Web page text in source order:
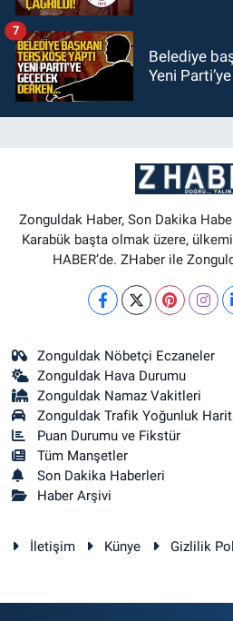
Belediye
Yeni
7
Zonguldak Haber, Son Dakika
Karabük başta olmak üzere,
HABER’de. ZHaber ile
Zonguldak Nöbetçi Eczaneler
Zonguldak Hava Durumu
Zonguldak Namaz Vakitleri
Zonguldak Trafik Yoğunluk
Puan Durumu ve Fikstür
Tüm Manşetler
Son Dakika Haberleri
Haber Arşivi
İletişim Künye Gizlilik